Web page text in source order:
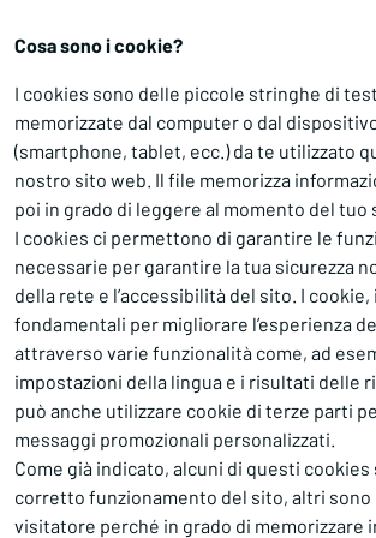
Cosa sono i cookie?
I cookies sono delle piccole stringhe di
memorizzate dal computer o dal
(smartphone, tablet, ecc.) da te utilizzato
nostro sito web. Il file memorizza
poi in grado di leggere al momento del tuo
I cookies ci permettono di garantire le
necessarie per garantire la tua sicurezza
della rete e l’accessibilità del sito. I
fondamentali per migliorare l’esperienza
attraverso varie funzionalità come, ad
impostazioni della lingua e i risultati delle
può anche utilizzare cookie di terze parti
messaggi promozionali personalizzati.
Come già indicato, alcuni di questi cookies
corretto funzionamento del sito, altri sono
visitatore perché in grado di memorizzare